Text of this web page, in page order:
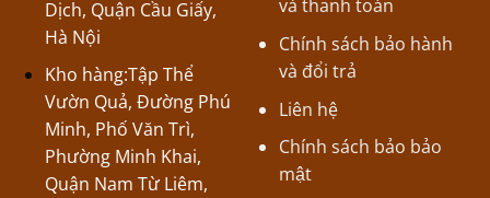
Dịch, Quận Cầu Giấy,
Hà Nội
Kho hàng:Tập Thể
Vườn Quả, Đường Phú
Minh, Phố Văn Trì,
Phường Minh Khai,
Quận Nam Từ Liêm,
và thanh toán
Chính sách bảo hành
và đổi trả
Liên hệ
Chính sách bảo bảo
mật